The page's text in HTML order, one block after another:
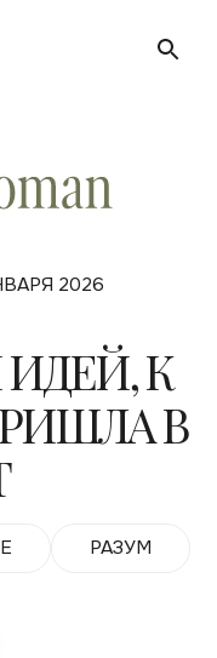
2026
К
В
РАЗУМ